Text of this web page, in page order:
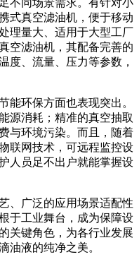
式真空滤油机，便于移动
理量大、适用于大型工厂
空滤油机，其配备完善的
度、流量、压力等参数，
能环保方面也表现突出。
源消耗；精准的真空抽取
与环境污染。而且，随着
联网技术，可远程监控设
人员足不出户就能掌握设
、广泛的应用场景适配性
于工业舞台，成为保障设
关键角色，为各行业发展
油液的纯净之美。